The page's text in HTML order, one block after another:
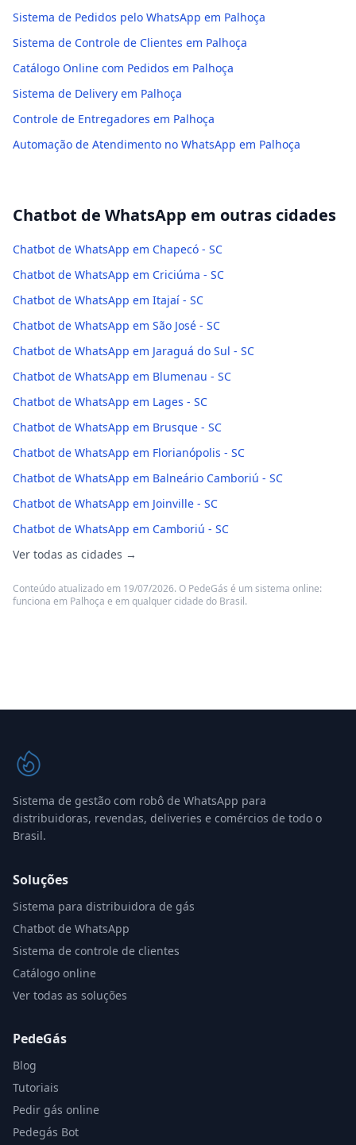
Sistema de Pedidos pelo WhatsApp em Palhoça
Sistema de Controle de Clientes em Palhoça
Catálogo Online com Pedidos em Palhoça
Sistema de Delivery em Palhoça
Controle de Entregadores em Palhoça
Automação de Atendimento no WhatsApp em Palhoça
Chatbot de WhatsApp em outras cidades
Chatbot de WhatsApp em Chapecó - SC
Chatbot de WhatsApp em Criciúma - SC
Chatbot de WhatsApp em Itajaí - SC
Chatbot de WhatsApp em São José - SC
Chatbot de WhatsApp em Jaraguá do Sul - SC
Chatbot de WhatsApp em Blumenau - SC
Chatbot de WhatsApp em Lages - SC
Chatbot de WhatsApp em Brusque - SC
Chatbot de WhatsApp em Florianópolis - SC
Chatbot de WhatsApp em Balneário Camboriú - SC
Chatbot de WhatsApp em Joinville - SC
Chatbot de WhatsApp em Camboriú - SC
Ver todas as cidades →
Conteúdo atualizado em 19/07/2026. O PedeGás é um sistema online:
funciona em Palhoça e em qualquer cidade do Brasil.
Sistema de gestão com robô de WhatsApp para
distribuidoras, revendas, deliveries e comércios de todo o
Brasil.
Soluções
Sistema para distribuidora de gás
Chatbot de WhatsApp
Sistema de controle de clientes
Catálogo online
Ver todas as soluções
PedeGás
Blog
Tutoriais
Pedir gás online
Pedegás Bot